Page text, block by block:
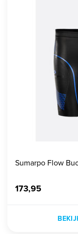
Sumarpo Flow
173,95